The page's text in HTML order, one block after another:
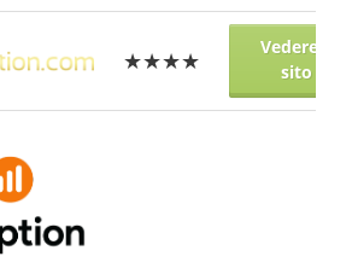
★★★★
Vedere il
sito